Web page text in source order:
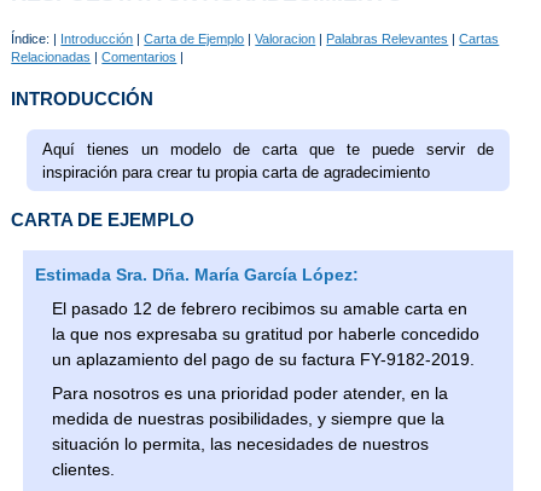
Índice: | Introducción |Carta de Ejemplo |Valoracion | Palabras Relevantes |Cartas
Relacionadas |Comentarios |
INTRODUCCIÓN
Aquí tienes un modelo de carta que te puede servir de
inspiración para crear tu propia carta de agradecimiento
CARTA DE EJEMPLO
Estimada Sra. Dña. María García López:
El pasado 12 de febrero recibimos su amable carta en
la que nos expresaba su gratitud por haberle concedido
un aplazamiento del pago de su factura FY-9182-2019.
Para nosotros es una prioridad poder atender, en la
medida de nuestras posibilidades, y siempre que la
situación lo permita, las necesidades de nuestros
clientes.